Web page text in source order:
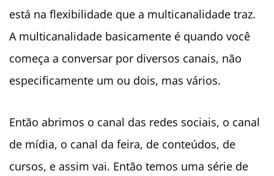
está na flexibilidade que a multicanalidade traz.
A multicanalidade basicamente é quando você
começa a conversar por diversos canais, não
especificamente um ou dois, mas vários.
Então abrimos o canal das redes sociais, o canal
de mídia, o canal da feira, de conteúdos, de
cursos, e assim vai. Então temos uma série de